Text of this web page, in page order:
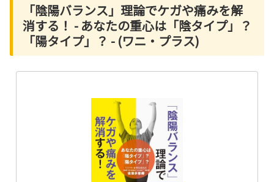
「陰陽バランス」理論でケガや痛みを解
消する！ - あなたの重心は「陰タイプ」？
「陽タイプ」？ - (ワニ・プラス)